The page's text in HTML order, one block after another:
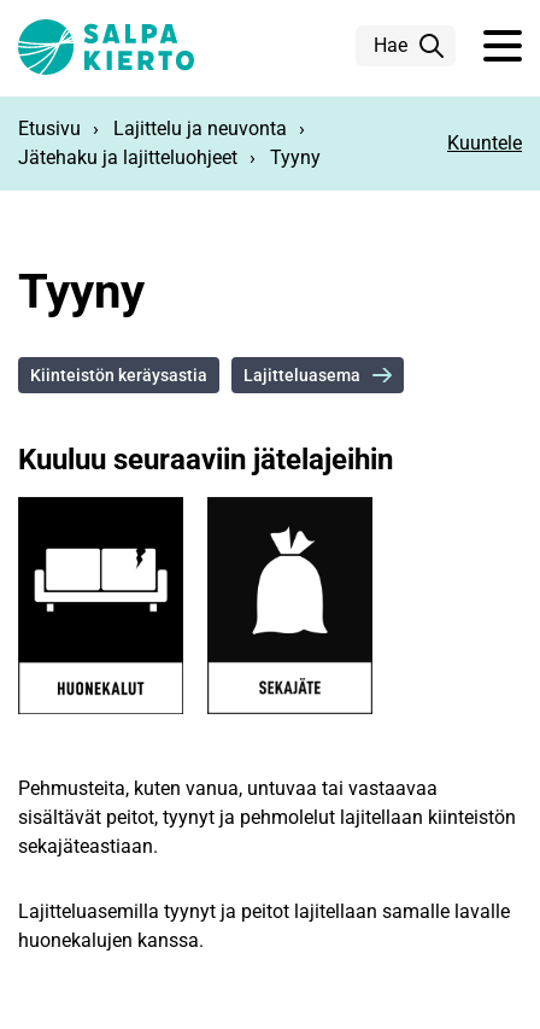
Hae
Etusivu
Lajittelu ja neuvonta
Jätehaku ja lajitteluohjeet
Tyyny
Kuuntele
Tyyny
Kiinteistön keräysastia Lajitteluasema
Kuuluu seuraaviin jätelajeihin
Pehmusteita, kuten vanua, untuvaa tai vastaavaa
sisältävät peitot, tyynyt ja pehmolelut lajitellaan kiinteistön
sekajäteastiaan.
Lajitteluasemilla tyynyt ja peitot lajitellaan samalle lavalle
huonekalujen kanssa.